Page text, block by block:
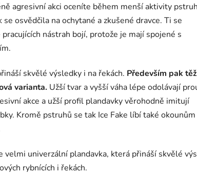
agresivní akci oceníte během menší aktivity
se osvědčila na ochytané a zkušené dravce. Ti se
pracujících nástrah bojí, protože je mají spojené s
skvělé výsledky i na řekách. Především pak
varianta. Užší tvar a vyšší váha lépe odolávají
akce a užší profil plandavky věrohodně imitují
Kromě pstruhů se tak Ice Fake líbí také
velmi univerzální plandavka, která přináší skvělé
rybnících i řekách.